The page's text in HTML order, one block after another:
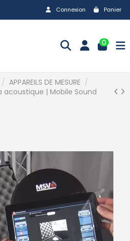
Connexion Panier
0
APPAREILS DE MESURE
acoustique | Mobile Sound